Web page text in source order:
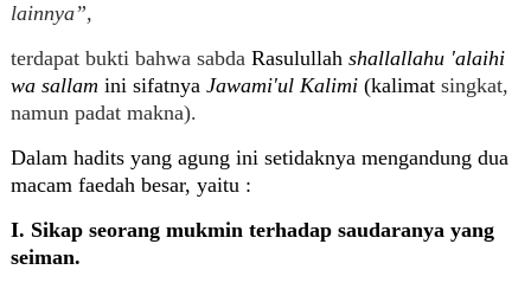
lainnya”,
terdapat bukti bahwa sabda Rasulullah shallallahu 'alaihi
wa sallam ini sifatnya Jawami'ul Kalimi (kalimat singkat,
namun padat makna).
Dalam hadits yang agung ini setidaknya mengandung dua
macam faedah besar, yaitu :
I. Sikap seorang mukmin terhadap saudaranya yang
seiman.